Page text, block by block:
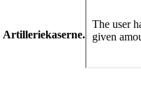
Artilleriekaserne.